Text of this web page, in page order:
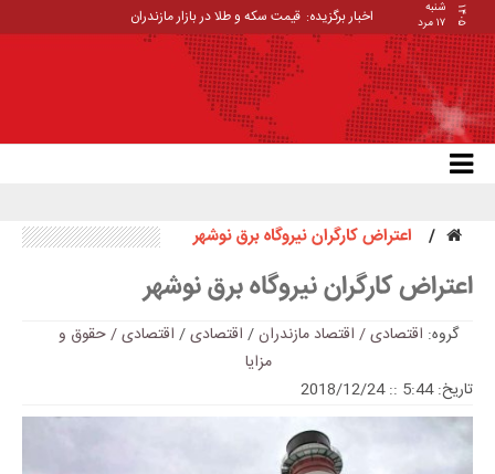
۱۴۰۵
شنبه
۱۷ مرد
اخبار برگزیده: قیمت سکه و طلا در بازار مازندران
اعتراض کارگران نیروگاه برق نوشهر
اعتراض کارگران نیروگاه برق نوشهر
گروه: اقتصادی / اقتصاد مازندران/ اقتصادی/ اقتصادی / حقوق و
مزایا
تاریخ: 5:44 :: 2018/12/24